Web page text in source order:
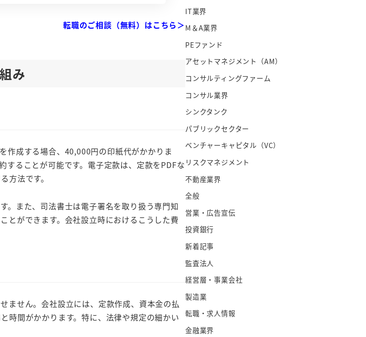
転職のご相談（無料）はこちら＞
み
作成する場合、40,000円の印紙代がかかりま
することが可能です。電子定款は、定款をPDFな
方法です。
。また、司法書士は電子署名を取り扱う専門知
とができます。会社設立時におけるこうした費
ません。会社設立には、定款作成、資本金の払
時間がかかります。特に、法律や規定の細かい
IT業界
M＆A業界
PEファンド
アセットマネジメント（AM）
コンサルティングファーム
コンサル業界
シンクタンク
パブリックセクター
ベンチャーキャピタル（VC）
リスクマネジメント
不動産業界
全般
営業・広告宣伝
投資銀行
新着記事
監査法人
経営層・事業会社
製造業
転職・求人情報
金融業界